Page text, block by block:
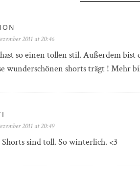
2011 at 20:46
so einen tollen stil. Außerdem
wunderschönen shorts trägt ! Mehr
2011 at 20:49
sind toll. So winterlich. <3